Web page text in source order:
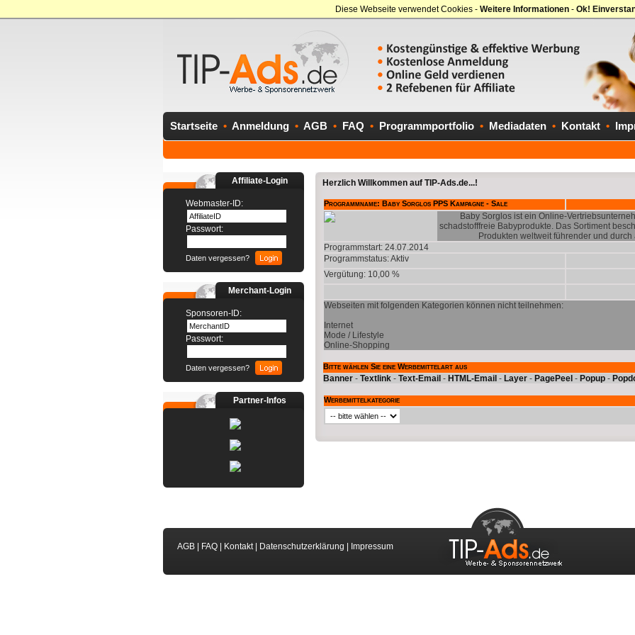
Diese Webseite verwendet Cookies - Weitere Informationen - Ok!
Startseite • Anmeldung • AGB • FAQ • Programmportfolio • Mediadaten • Kontakt •
Affiliate-Login
Webmaster-ID:
Passwort:
Daten vergessen?
Merchant-Login
Sponsoren-ID:
Passwort:
Daten vergessen?
Partner-Infos
Herzlich Willkommen auf TIP-Ads.de...!
Programmname: Baby Sorglos PPS Kampagne - Sale
Baby Sorglos ist ein Online-
schadstofffreie Babyprodukte. Das Sortiment
Produkten weltweit führender und
Programmstart: 24.07.2014
Programmstatus:Aktiv
Vergütung: 10,00 %
Webseiten mit folgenden Kategorien können nicht teilnehmen:
Internet
Mode / Lifestyle
Online-Shopping
Bitte wählen Sie eine Werbemittelart aus
Banner - Textlink - Text-Email - HTML-Email - Layer - PagePeel - Popup -
Werbemittelkategorie
AGB FAQ Kontakt| Datenschutzerklärung Impressum